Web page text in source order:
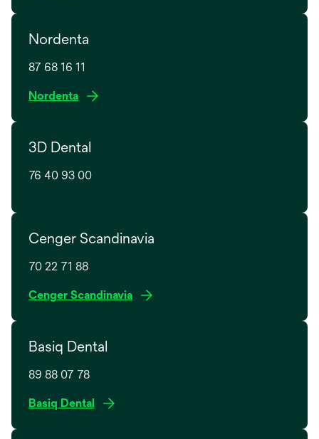
n
i
e
t
Nordenta
87 68 16 11
Nordentao
n
i
n
w
a
3D Dental
76 40 93 00
Cenger Scandinavia
70 22 71 88
Cenger Scandinaviao
Basiq Dental
89 88 07 78
Basiq Dental